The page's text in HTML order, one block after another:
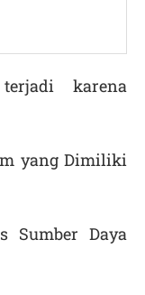
karena
yang Dimiliki
Sumber Daya